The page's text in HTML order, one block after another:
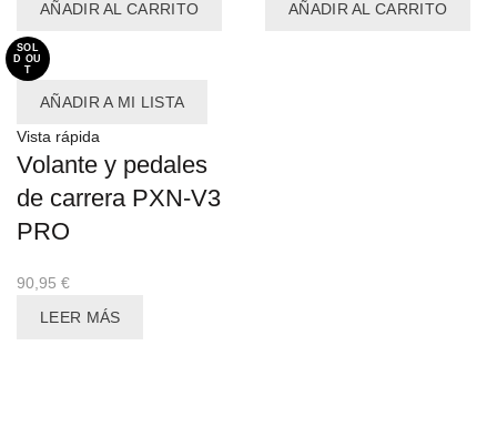
AÑADIR AL CARRITO
AÑADIR AL CARRITO
SOL
D OU
T
AÑADIR A MI LISTA
Vista rápida
Volante y pedales
de carrera PXN-V3
PRO
90,95 €
LEER MÁS